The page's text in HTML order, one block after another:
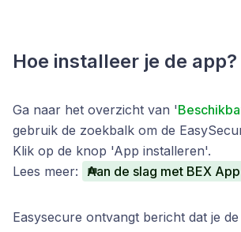
Hoe installeer je de app?
Ga naar het overzicht van '
gebruik de zoekbalk om de
Klik op de knop 'App installeren'.
Lees meer:
Aan de slag met BEX
Easysecure ontvangt bericht dat je